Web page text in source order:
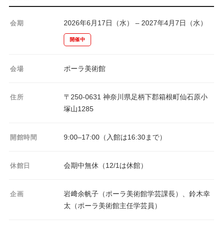
会期 2026年6月17日（水） – 2027年4月7日（水）
開催中
会場 ポーラ美術館
住所
〒250-0631 神奈川県足柄下郡箱根町仙石原小
塚山1285
開館時間 9:00–17:00（入館は16:30まで）
休館日 会期中無休（12/1は休館）
企画
岩﨑余帆子（ポーラ美術館学芸課長）、鈴木幸
太（ポーラ美術館主任学芸員）